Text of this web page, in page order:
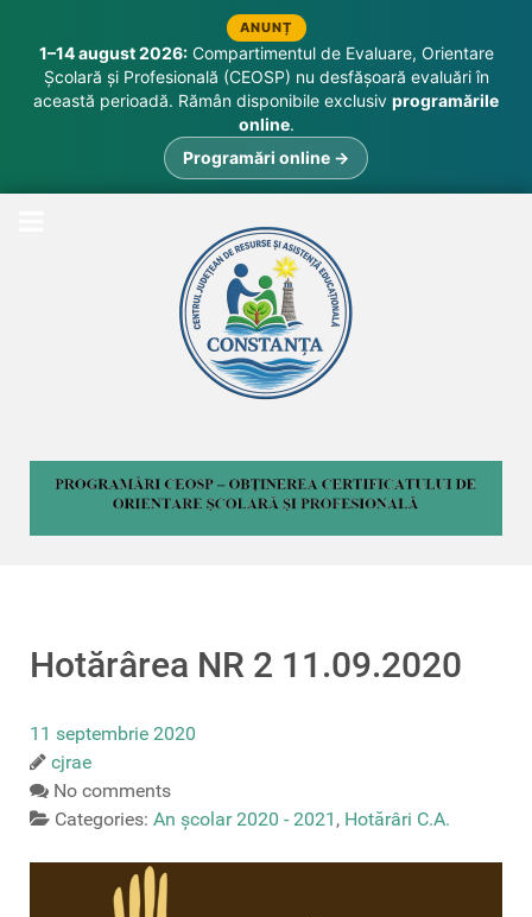
ANUNȚ
1–14 august 2026:Compartimentul de Evaluare, Orientare
Școlară și Profesională (CEOSP) nu desfășoară evaluări în
această perioadă. Rămân disponibile exclusiv programările
online.
Programări online →
Hotărârea NR 2 11.09.2020
11 septembrie 2020
cjrae
No comments
Categories: An școlar 2020 - 2021 , Hotărâri C.A.